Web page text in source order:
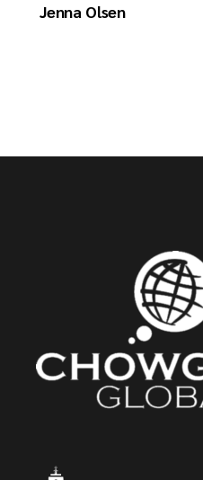
Jenna Olsen